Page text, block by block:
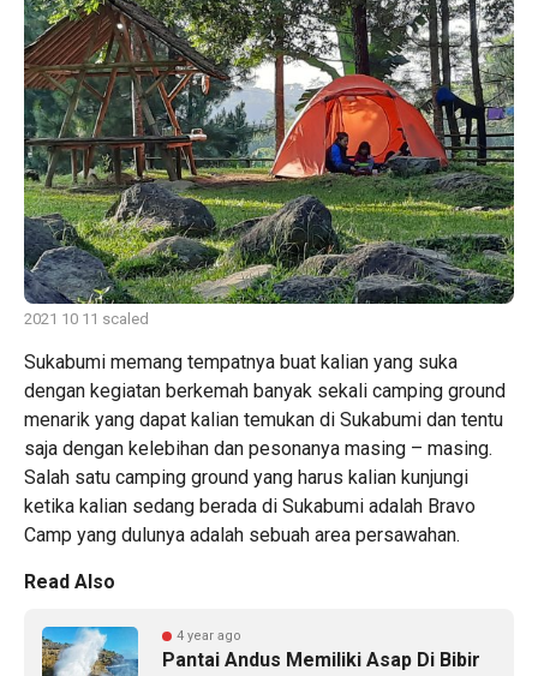
2021 10 11 scaled
Sukabumi memang tempatnya buat kalian yang suka
dengan kegiatan berkemah banyak sekali camping ground
menarik yang dapat kalian temukan di Sukabumi dan tentu
saja dengan kelebihan dan pesonanya masing – masing.
Salah satu camping ground yang harus kalian kunjungi
ketika kalian sedang berada di Sukabumi adalah Bravo
Camp yang dulunya adalah sebuah area persawahan.
Read Also
4 year ago
Pantai Andus Memiliki Asap Di Bibir